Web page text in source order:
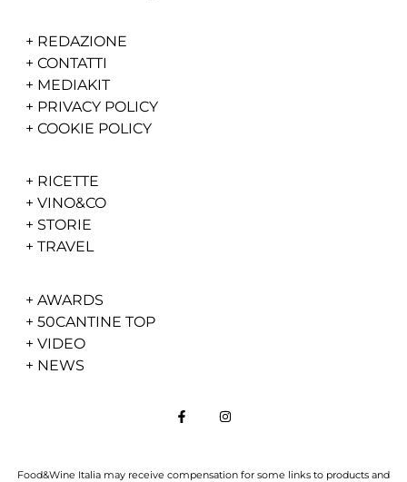
+ REDAZIONE
+ CONTATTI
+ MEDIAKIT
+ PRIVACY POLICY
+ COOKIE POLICY
+ RICETTE
+ VINO&CO
+ STORIE
+ TRAVEL
+ AWARDS
+ 50CANTINE TOP
+ VIDEO
+ NEWS
Food&Wine Italia may receive compensation for some links to products and